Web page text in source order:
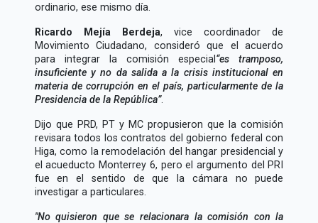
ordinario, ese mismo día.
Ricardo Mejía Berdeja, vice coordinador de
Movimiento Ciudadano, consideró que el acuerdo
para integrar la comisión especial es tramposo,
insuficiente y no da salida a la crisis institucional en
materia de corrupción en el país, particularmente de la
Presidencia de la República .
Dijo que PRD, PT y MC propusieron que la comisión
revisara todos los contratos del gobierno federal con
Higa, como la remodelación del hangar presidencial y
el acueducto Monterrey 6, pero el argumento del PRI
fue en el sentido de que la cámara no puede
investigar a particulares.
"No quisieron que se relacionara la comisión con la